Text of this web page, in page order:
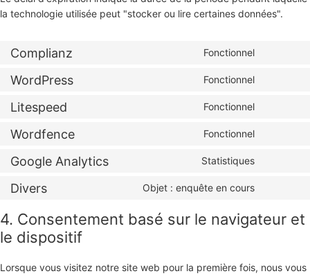
la technologie utilisée peut "stocker ou lire certaines données".
Complianz Fonctionnel
WordPress Fonctionnel
Litespeed Fonctionnel
Wordfence Fonctionnel
Google Analytics Statistiques
google-
analytics
Divers Objet : enquête en cours
service,
4. Consentement basé sur le navigateur et
le dispositif
Lorsque vous visitez notre site web pour la première fois, nous vous